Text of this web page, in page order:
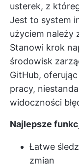
usterek, z
Jest to system
użyciem należy
Stanowi krok
środowisk
GitHub,
pracy,
widoczności
Najlepsze
Łatwe
zmian